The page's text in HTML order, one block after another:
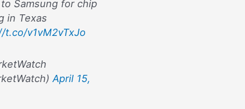
Samsung for chip
in Texas
t.co/v1vM2vTxJo
April 15,